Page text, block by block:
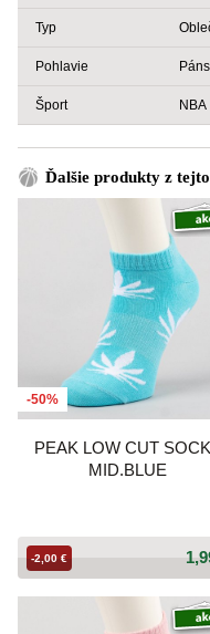
Typ
Pohlavie
Šport NBA
Ďalšie produkty z
-50%
PEAK LOW CUT
MID.BLUE
-2,00 €